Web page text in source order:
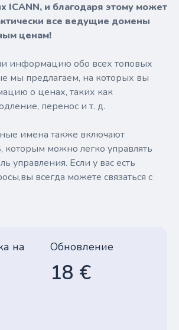
ICANN, и благодаря этому может
все ведущие домены
ценам!
информацию обо всех топовых
мы предлагаем, на которых вы
о ценах, таких как
перенос и т. д.
имена также включают
которым можно легко управлять
управления. Если у вас есть
всегда можете связаться с
на
Обновление
18 €